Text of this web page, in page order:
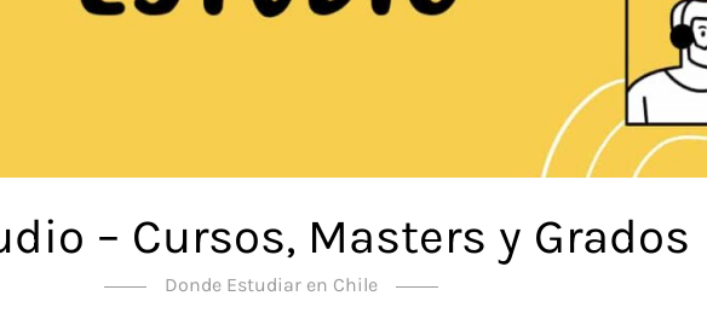
– Cursos, Masters y Grados
Donde Estudiar en Chile